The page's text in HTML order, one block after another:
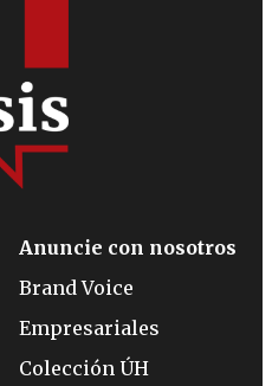
Anuncie con nosotros
Brand Voice
Empresariales
Colección ÚH